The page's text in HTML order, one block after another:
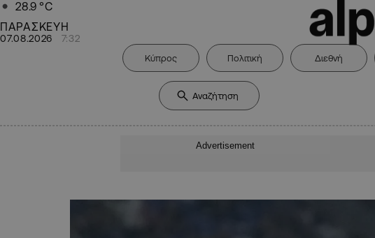
28.9 °C
ΠΑΡΑΣΚΕΥΗ
07.08.2026 7:32
Κύπρος Πολιτική Διεθνή
Advertisement